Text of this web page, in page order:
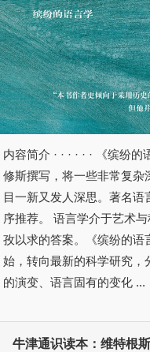
内容简介 · · · · · · 《缤纷
修斯撰写，将一些非常复
目一新又发人深思。著名
序推荐。 语言学介于艺术
孜以求的答案。《缤纷的语
始，转向最新的科学研究
的演变、语言固有的变化 ...
牛津通识读本：维特根